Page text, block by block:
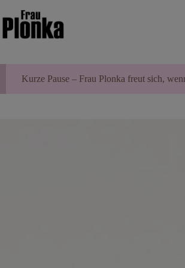
Inhalt
springen
Kurze Pause – Frau Plonka freut sich,